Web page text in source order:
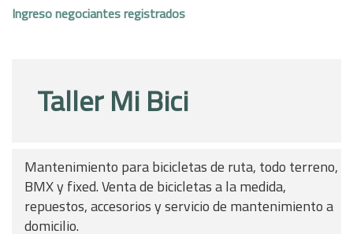
Ingreso negociantes registrados
Taller Mi Bici
Mantenimiento para bicicletas de ruta, todo terreno,
BMX y fixed. Venta de bicicletas a la medida,
repuestos, accesorios y servicio de mantenimiento a
domicilio.